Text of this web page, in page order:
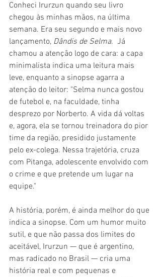
Conheci Irurzun quando seu livro
chegou às minhas mãos, na última
semana. Era seu segundo e mais novo
lançamento, Dândis de Selma.  Já
chamou a atenção logo de cara: a capa
minimalista indica uma leitura mais
leve, enquanto a sinopse agarra a
atenção do leitor: "Selma nunca gostou
de futebol e, na faculdade, tinha
desprezo por Norberto. A vida dá voltas
e, agora, ela se tornou treinadora do pior
time da região, presidido justamente
pelo ex-colega. Nessa trajetória, cruza
com Pitanga, adolescente envolvido com
o crime e que pretende um lugar na
equipe."
A história, porém, é ainda melhor do que
indica a sinopse. Com um humor muito
sutil, e que não passa dos limites do
aceitável, Irurzun — que é argentino,
mas radicado no Brasil — cria uma
história real e com pequenas e